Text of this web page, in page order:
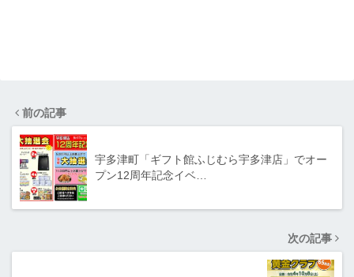
前の記事
宇多津町「ギフト館ふじむら宇多津店」でオー
プン12周年記念イベ…
次の記事